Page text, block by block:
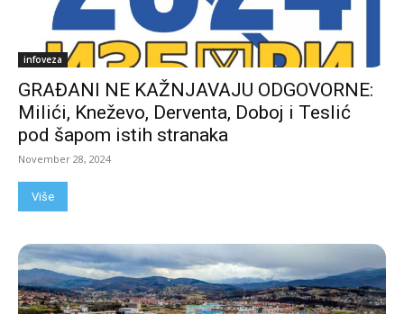
infoveza
GRAĐANI NE KAŽNJAVAJU ODGOVORNE:
Milići, Kneževo, Derventa, Doboj i Teslić
pod šapom istih stranaka
November 28, 2024
Više